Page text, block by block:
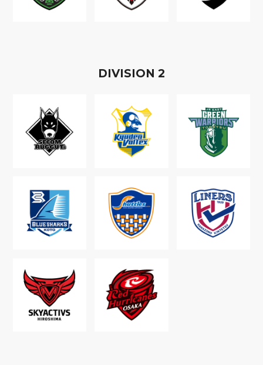
DIVISION 2